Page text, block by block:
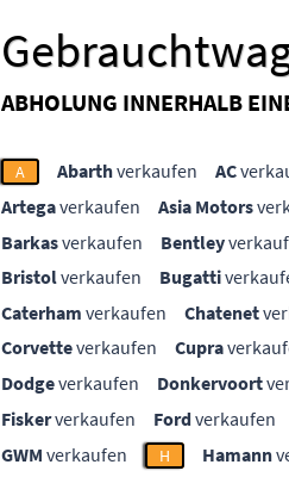
ABHOLUNG INNERHALB
A Abarthverkaufen AC
Artegaverkaufen Asia Motors
Barkasverkaufen Bentley
Bristolverkaufen Bugatti
Caterham verkaufen Chatenet
Corvetteverkaufen Cupra
Dodgeverkaufen Donkervoort
Fiskerverkaufen Fordverkaufen
GWM verkaufen H Hamann